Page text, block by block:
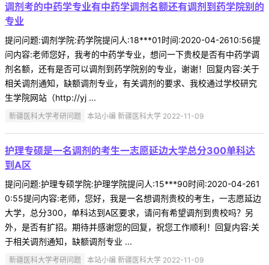
调剂考的中药学专业有中药学调剂名额还有调剂到药学院别的
专业
提问问题:调剂学院:药学院提问人:18***01时间:2020-04-2610:56提
问内容:老师您好，我考的中药学专业，想问一下贵校是否有中药学调
剂名额，还有是否可以调剂到药学院别的专业，谢谢！回复内容:关于
相关调剂通知，缺额调剂专业，有关调剂的要求、我校通过学校研究
生学院网站（http://yj ...
新疆医科大学考研问题 本站小编 新疆医科大学 2022-11-09
护理专硕是一名调剂的考生一志愿延边大学总分300单科达
到A区
提问问题:护理专硕学院:护理学院提问人:15***90时间:2020-04-261
0:55提问内容:老师，您好，我是一名想调剂贵校的考生，一志愿延边
大学，总分300，单科达到A区要求，请问有希望调剂到贵校吗？另
外，是否有扩招。期待并感谢您的回复，祝您工作顺利！回复内容:关
于相关调剂通知，缺额调剂专业 ...
新疆医科大学考研问题 本站小编 新疆医科大学 2022-11-09